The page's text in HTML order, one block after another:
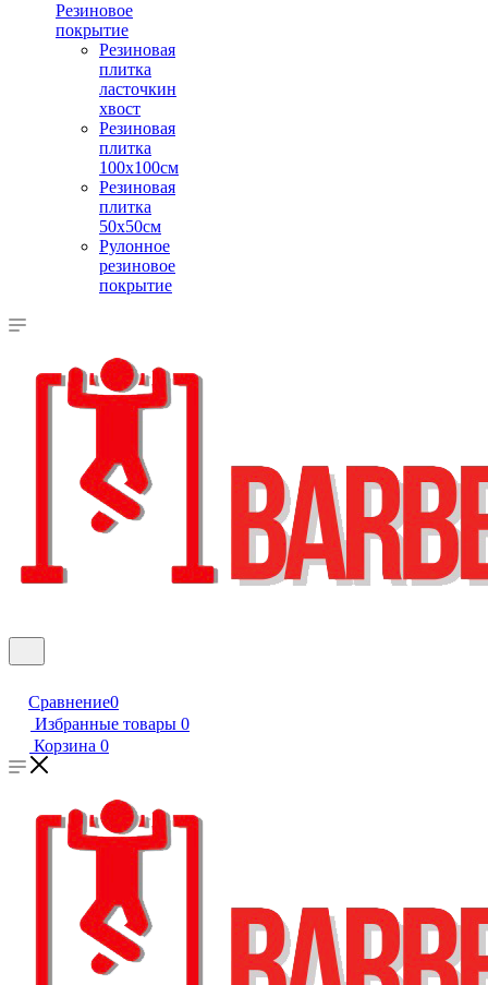
Резиновое
покрытие
Резиновая
плитка
ласточкин
хвост
Резиновая
плитка
100х100см
Резиновая
плитка
50х50см
Рулонное
резиновое
покрытие
Сравнение0
Избранные товары 0
Корзина 0